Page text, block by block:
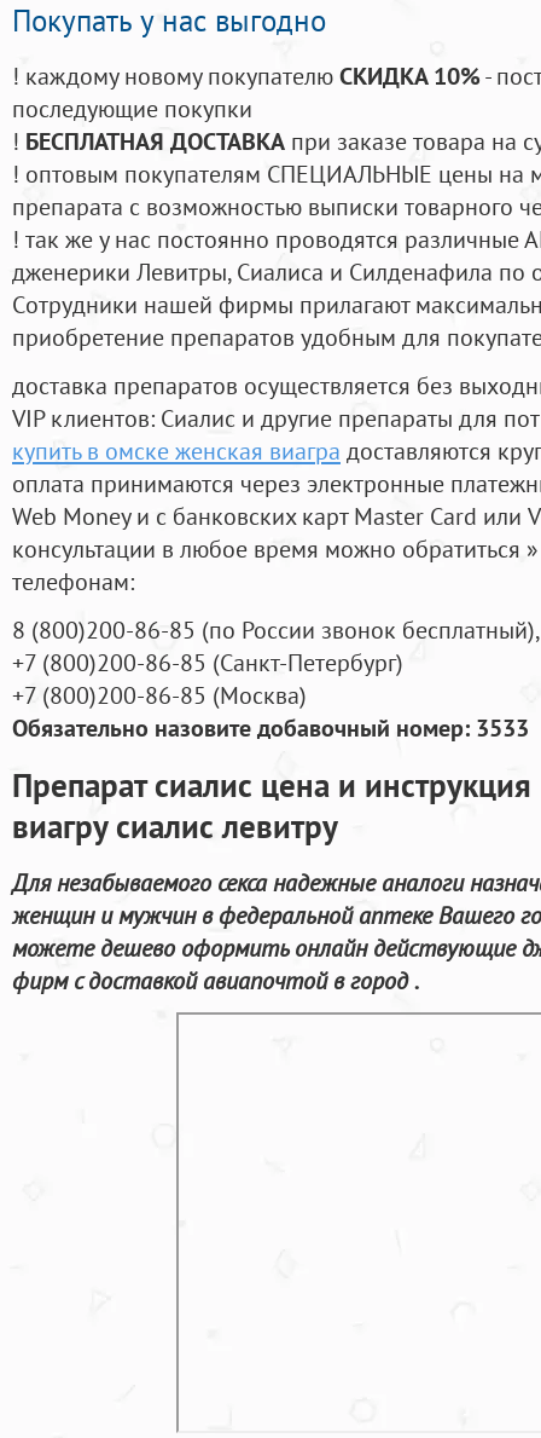
Покупать у нас выгодно
! каждому новому покупателюСКИДКА 10%-
последующие покупки
! БЕСПЛАТНАЯ ДОСТАВКА при заказе товара на
! оптовым покупателям СПЕЦИАЛЬНЫЕ цены на
препарата с возможностью выписки товарного
! так же у нас постоянно проводятся
дженерики Левитры, Сиалиса и Силденафила по
Cотрудники нашей фирмы прилагают
приобретение препаратов удобным для
доставка препаратов осуществляется без
VIP клиентов: Сиалис и другие препараты для
купить в омске женская виагра доставляются
оплата принимаются через электронные
Web Money и с банковских карт Master Card или
консультации в любое время можно обратиться
телефонам:
8 (800)200-86-85 (по России звонок бесплатный),
+7 (800)200-86-85 (Санкт-Петербург)
+7 (800)200-86-85 (Москва)
Обязательно назовите добавочный номер: 3533
Препарат сиалис цена и
виагру сиалис левитру
Для незабываемого секса надежные аналоги
женщин и мужчин в федеральной аптеке Вашего
можете дешево оформить онлайн действующие
фирм с доставкой авиапочтой в город .